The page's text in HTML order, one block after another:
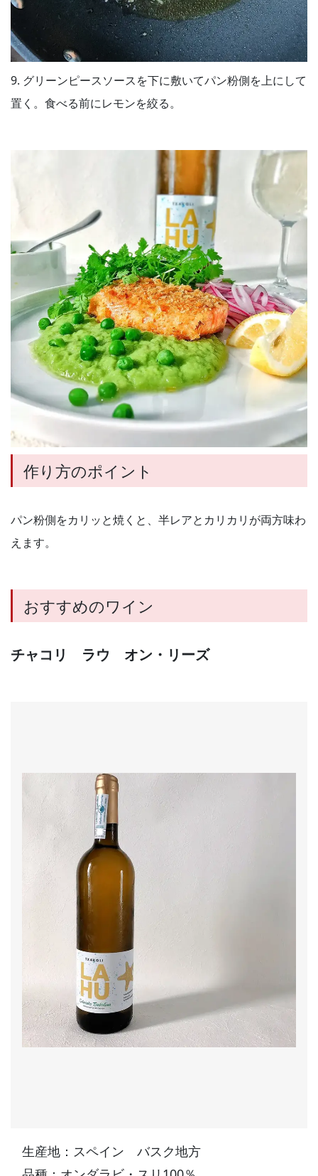
9. グリーンピースソースを下に敷いてパン粉側を上にして
置く。食べる前にレモンを絞る。
作り方のポイント
パン粉側をカリッと焼くと、半レアとカリカリが両方味わ
えます。
おすすめのワイン
チャコリ ラウ オン・リーズ
生産地：スペイン バスク地方